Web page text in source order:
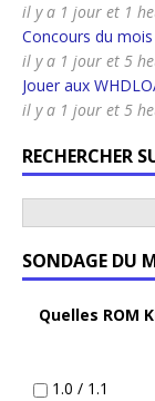
il y a 1 jour et 1
Concours du
il y a 1 jour et 5
Jouer aux
il y a 1 jour et 5
RECHERCHER
SONDAGE DU
Quelles ROM
1.0 / 1.1